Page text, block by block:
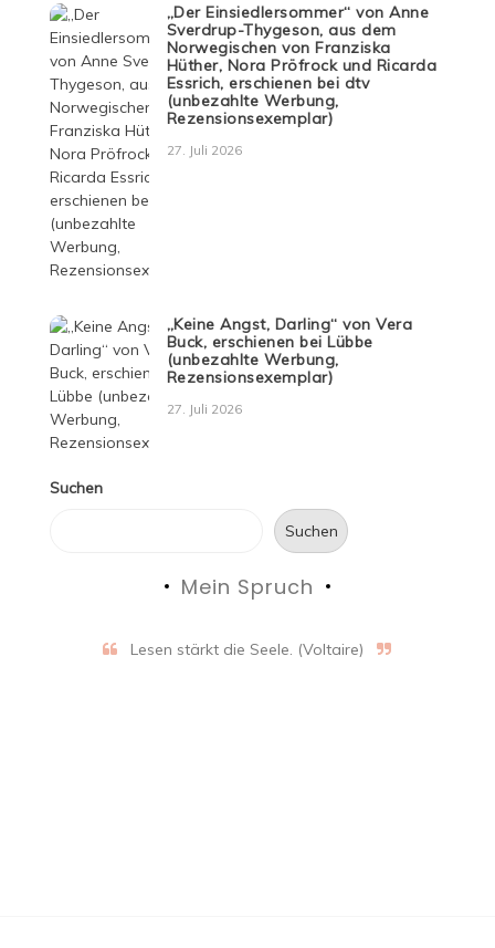
„Der Einsiedlersommer“ von Anne
Sverdrup-Thygeson, aus dem
Norwegischen von Franziska
Hüther, Nora Pröfrock und Ricarda
Essrich, erschienen bei dtv
(unbezahlte Werbung,
Rezensionsexemplar)
27. Juli 2026
„Keine Angst, Darling“ von Vera
Buck, erschienen bei Lübbe
(unbezahlte Werbung,
Rezensionsexemplar)
27. Juli 2026
Suchen
Suchen
Mein Spruch
Lesen stärkt die Seele. (Voltaire)